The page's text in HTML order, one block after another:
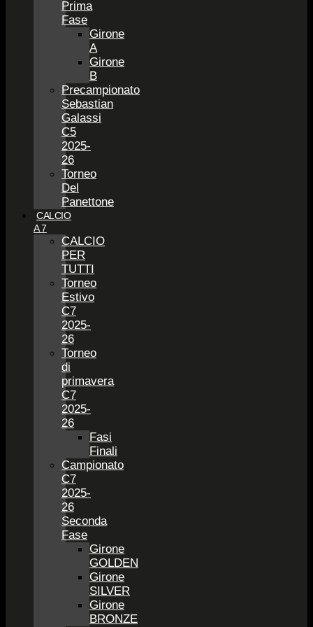
Prima
Fase
Girone
A
Girone
B
Precampionato
Sebastian
Galassi
C5
2025-
26
Torneo
Del
Panettone
CALCIO
A 7
CALCIO
PER
TUTTI
Torneo
Estivo
C7
2025-
26
Torneo
di
primavera
C7
2025-
26
Fasi
Finali
Campionato
C7
2025-
26
Seconda
Fase
Girone
GOLDEN
Girone
SILVER
Girone
BRONZE